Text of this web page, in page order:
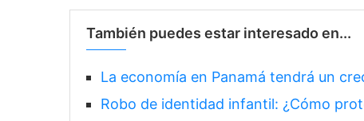
También puedes estar interesado en...
La economía en Panamá tendrá un
Robo de identidad infantil: ¿Cómo